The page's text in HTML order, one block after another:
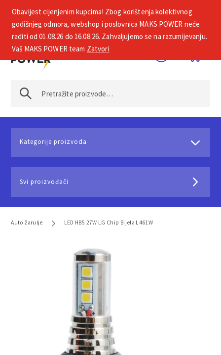
+385 1 2002 575
Kategorije proizvoda
Svi proizvođači
Auto žarulje LED HB5 27W LG Chip Bijela L461W
Obavijest cijenjenim kupcima! Zbog korištenja kolektivnog
godišnjeg odmora, webshop i poslovnica MAKS POWER neće
raditi od 01.08.26 do 16.08.26. Zahvaljujemo se na razumijevanju.
Vaš MAKS POWER team Zatvori